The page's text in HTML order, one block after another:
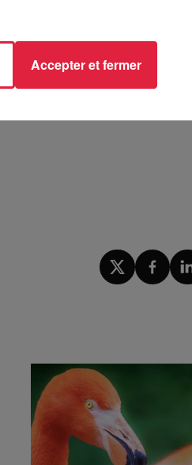
cadre de l'enquête, plusieurs
"lourd", aux "propos châtiers
semaines.
Accepter et fermer